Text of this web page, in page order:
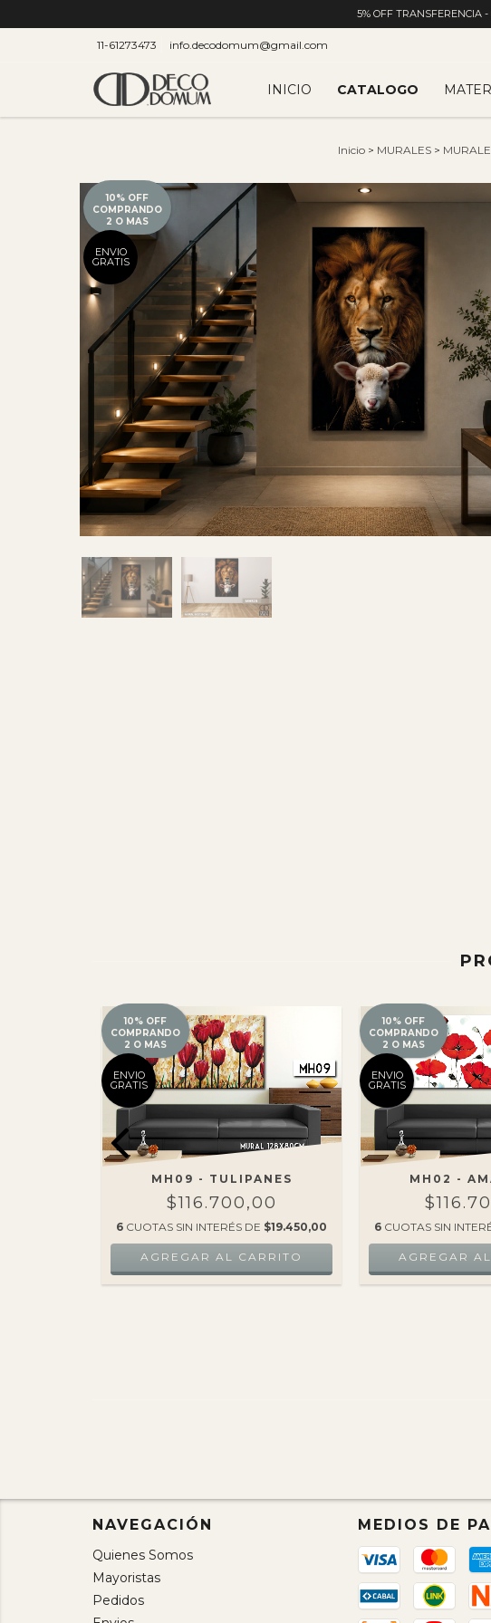
5% OFF TRANSFERENCIA
11-61273473 info.decodomum@gmail.com
INICIO CATALOGO
Inicio > MURALES >
10% OFF
COMPRANDO
2 O MAS
ENVIO
GRATIS
10% OFF
COMPRANDO
2 O MAS
ENVIO
GRATIS
MH09 - TULIPANES
$116.700,00
6 CUOTAS SIN INTERÉS DE $19.450,00
10% OFF
COMPRANDO
2 O MAS
ENVIO
GRATIS
MH02 -
6 CUOTAS SIN
NAVEGACIÓN
Quienes Somos
Mayoristas
Pedidos
MEDIOS DE